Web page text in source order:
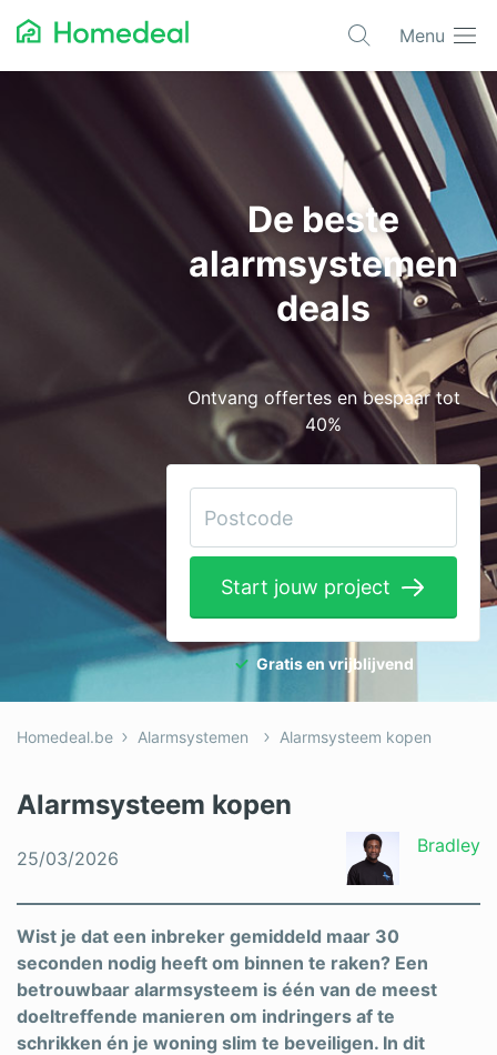
Menu
Bestrating
Elektricien
Gevelwerken
Hekwerken
Hovenier
Isolatie
Loodgieter
Rolluiken
Schilder
Schrijnwerker
De beste
alarmsystemen
deals
Ontvang offertes en bespaar tot
40%
Start jouw project
Gratis en vrijblijvend
Homedeal.be Alarmsystemen Alarmsysteem kopen
Alarmsysteem kopen
25/03/2026
Bradley
Wist je dat een inbreker gemiddeld maar 30
seconden nodig heeft om binnen te raken? Een
betrouwbaar alarmsysteem is één van de meest
doeltreffende manieren om indringers af te
schrikken én je woning slim te beveiligen. In dit